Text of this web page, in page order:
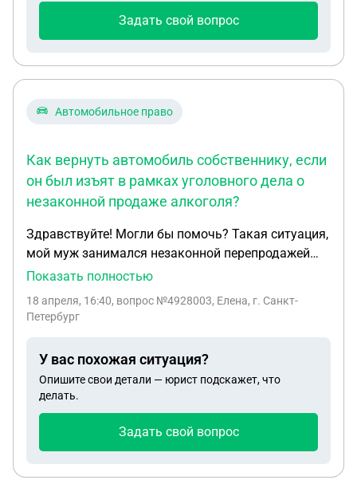
меня писали заявление. как я могу решить этот
Задать свой вопрос
Автомобильное право
Как вернуть автомобиль собственнику, если
он был изъят в рамках уголовного дела о
незаконной продаже алкоголя?
Здравствуйте! Могли бы помочь? Такая ситуация,
мой муж занимался незаконной перепродажей
алкоголя, завели дело, уже передано в суд,
брал на неё деньги у другого человека и
сделать, чтоб вернуть машину и вернуть
собственнику, и что может предпринять суд в
этом случае? В авто было обнаружено 2 коробки
Показать полностью
18 апреля, 16:40, вопрос №4928003, Елена, г. Санкт-
Петербург
У вас похожая ситуация?
Опишите свои детали — юрист подскажет, что
делать.
Задать свой вопрос